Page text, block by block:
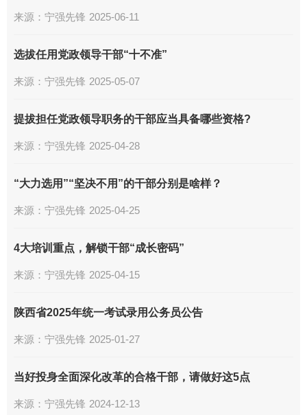
来源： 宁强先锋 2025-06-11
选拔任用党政领导干部“十不准”
来源： 宁强先锋 2025-05-07
提拔担任党政领导职务的干部应当具备哪些资格?
来源： 宁强先锋 2025-04-28
“大力选用”“坚决不用”的干部分别是啥样？
来源： 宁强先锋 2025-04-25
4大培训重点，解锁干部“成长密码”
来源： 宁强先锋 2025-04-15
陕西省2025年统一考试录用公务员公告
来源： 宁强先锋 2025-01-27
当好投身全面深化改革的合格干部，请做好这5点
来源： 宁强先锋 2024-12-13